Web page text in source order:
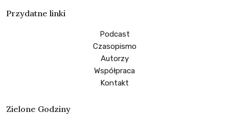
Przydatne linki
Podcast
Czasopismo
Autorzy
Współpraca
Kontakt
Zielone Godziny